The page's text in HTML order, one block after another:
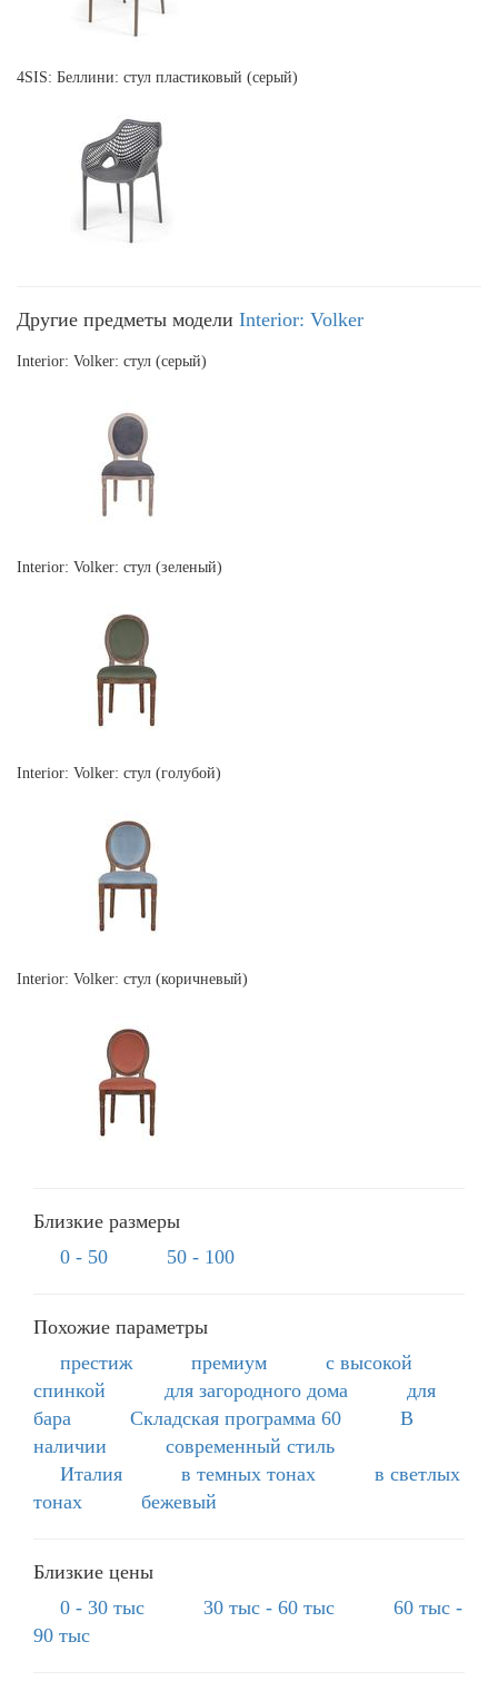
4SIS: Беллини: стул пластиковый (серый)
Другие предметы модели Interior: Volker
Interior: Volker: стул (серый)
Interior: Volker: стул (зеленый)
Interior: Volker: стул (голубой)
Interior: Volker: стул (коричневый)
Близкие размеры
0 - 50
50 - 100
Похожие параметры
престиж
премиум
с высокой
спинкой
для загородного дома
для
бара
Складская программа 60
В
наличии
современный стиль
Италия
в темных тонах
в светлых
тонах
бежевый
Близкие цены
0 - 30 тыс
30 тыс - 60 тыс
60 тыс -
90 тыс